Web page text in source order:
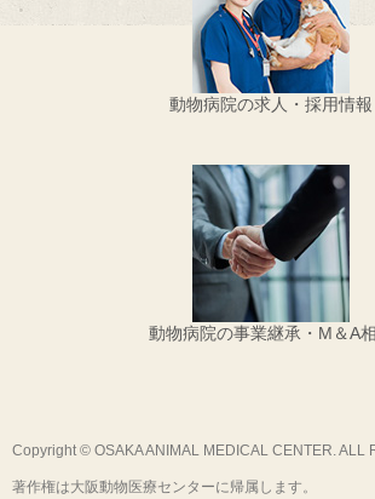
動物病院の求人・採用情報
動物病院の事業継承・M＆A
Copyright © OSAKA ANIMAL MEDICAL CENTER. ALL
著作権は大阪動物医療センターに帰属します。